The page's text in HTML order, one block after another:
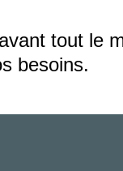
tout le
besoins.